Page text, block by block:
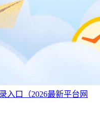
入口（2026最新平台网